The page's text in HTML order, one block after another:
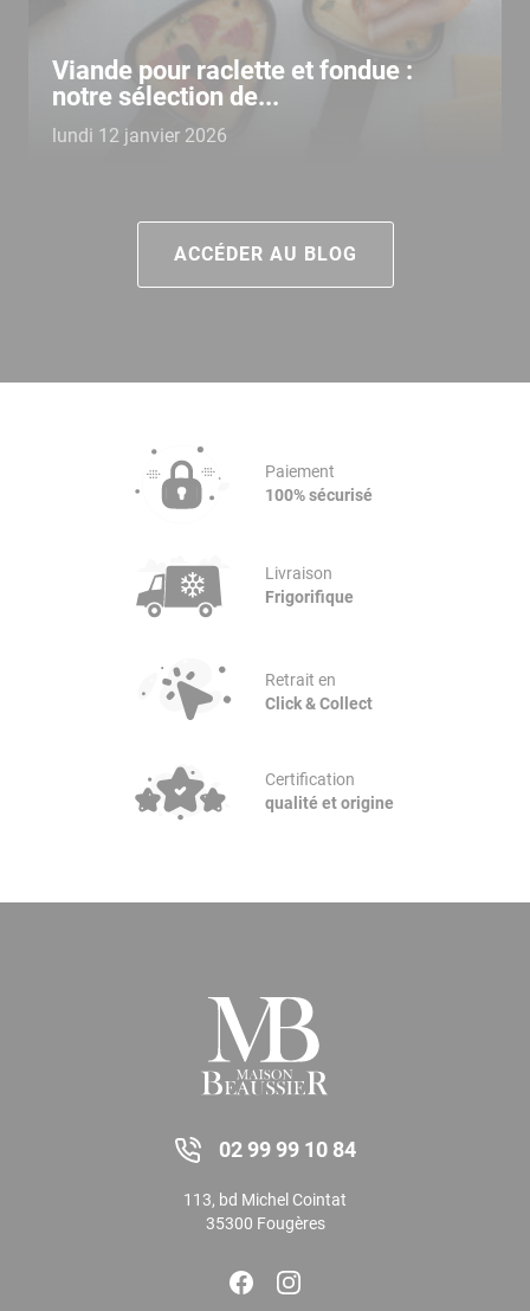
Viande pour raclette et fondue :
notre sélection de...
lundi 12 janvier 2026
ACCÉDER AU BLOG
Paiement
100% sécurisé
Livraison
Frigorifique
Retrait en
Click & Collect
Certification
qualité et origine
02 99 99 10 84
113, bd Michel Cointat
35300 Fougères